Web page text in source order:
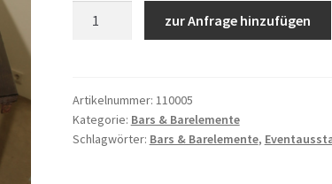
Barelement
1,8m
schräg
zur Anfrage hinzufügen
Artikelnummer: 110005
Kategorie: Bars & Barelemente
Schlagwörter: Bars & Barelemente,